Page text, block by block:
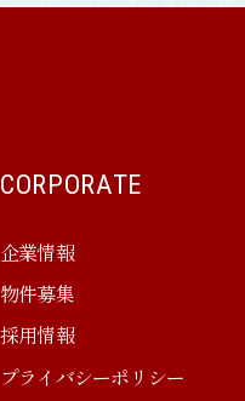
CORPORATE
企業情報
物件募集
採用情報
プライバシーポリシー